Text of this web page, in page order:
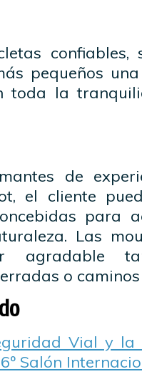
pequeños
toda la
de
el cliente
para
Las
agradable
o
Vial y la
Salón